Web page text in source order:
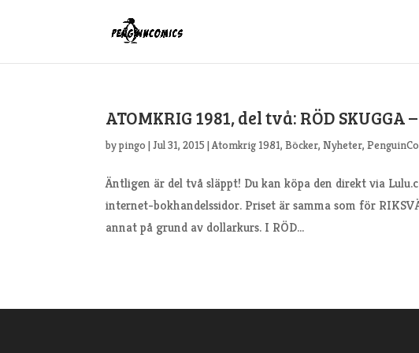
ATOMKRIG 1981, del två: RÖD SKUGGA
bypingo |Jul 31, 2015 |Atomkrig 1981,Böcker,Nyheter,
Äntligen är del två släppt! Du kan köpa den direkt via
internet-bokhandelssidor. Priset är samma som för
annat på grund av dollarkurs. I RÖD...